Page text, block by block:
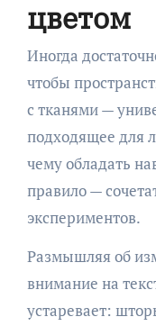
цветом
Иногда
чтобы
с тканями —
подходящее для
чему обладать
правило —
экспериментов.
Размышляя об
внимание на
устаревает: